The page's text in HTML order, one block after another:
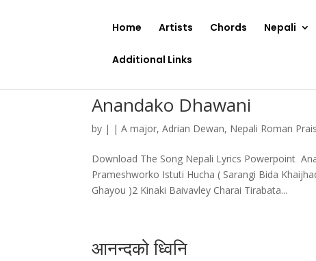
Home Artists Chords Nepali
Additional Links
Anandako Dhawani
by | |A major,Adrian Dewan, Nepali Roman
Download The Song Nepali Lyrics Powerpoint
Prameshworko Istuti Hucha ( Sarangi Bida
Ghayou )2 Kinaki Baivavley Charai Tirabata...
आनन्दको ध्विनि